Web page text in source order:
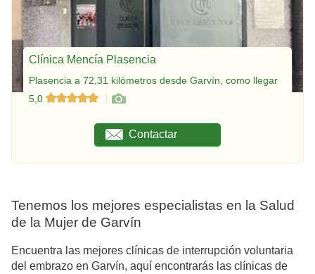
Clínica Mencía Plasencia
Plasencia a 72,31 kilómetros desde Garvín, como llegar
5,0
Contactar
Tenemos los mejores especialistas en la Salud
de la Mujer de Garvín
Encuentra las mejores clínicas de interrupción voluntaria
del embrazo en Garvín, aquí encontrarás las clínicas de